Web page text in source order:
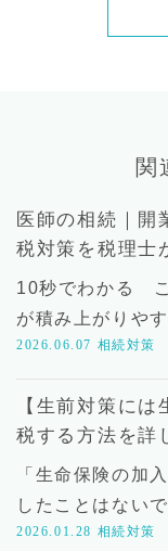
関
医師の相続｜開
税対策を税理士
10秒でわかる
が積み上がりや
2026.06.07 相続対策
【生前対策に
税する方法を詳
「生命保険の加
したことはない
2026.01.28 相続対策